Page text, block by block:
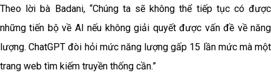
Theo lời bà Badani, “Chúng ta sẽ không thể tiếp tục có được
những tiến bộ về AI nếu không giải quyết được vấn đề về năng
lượng. ChatGPT đòi hỏi mức năng lượng gấp 15 lần mức mà một
trang web tìm kiếm truyền thống cần.”